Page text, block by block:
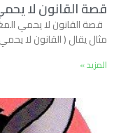
قصة القانون لا
قصة القانون لا يحمي
مثال يقال ( القانون لا
المزيد »